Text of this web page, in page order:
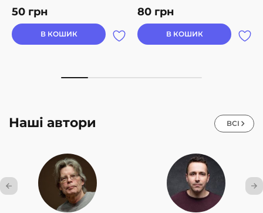
50 грн
В КОШИК
80 грн
В КОШИК
Наші автори ВСІ